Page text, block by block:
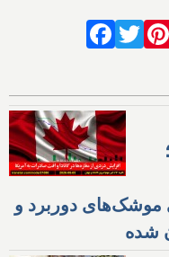
موشک‌های دوربرد و